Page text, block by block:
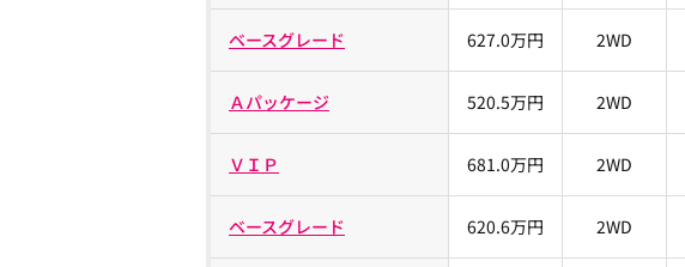
ベースグレード 627.0万円 2WD
Ａパッケージ 520.5万円 2WD
ＶＩＰ 681.0万円 2WD
ベースグレード 620.6万円 2WD